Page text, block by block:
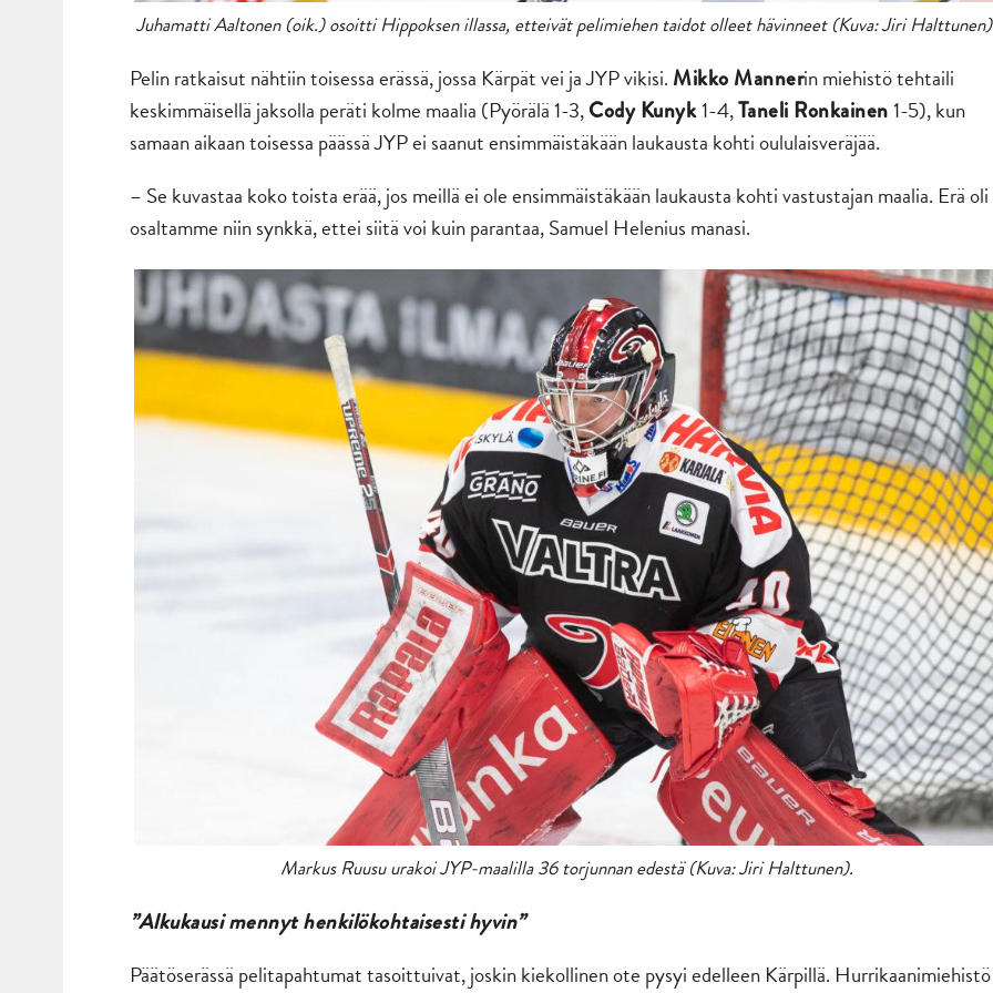
Juhamatti Aaltonen (oik.) osoitti Hippoksen illassa, etteivät pelimiehen taidot olleet hävinneet (Kuva: Jiri
Pelin ratkaisut nähtiin toisessa erässä, jossa Kärpät vei ja JYP vikisi. Mikko Mannerin miehistö tehtaili
keskimmäisellä jaksolla peräti kolme maalia (Pyörälä 1-3,Cody Kunyk1-4,Taneli Ronkainen1-5), kun
samaan aikaan toisessa päässä JYP ei saanut ensimmäistäkään laukausta kohti oululaisveräjää.
– Se kuvastaa koko toista erää, jos meillä ei ole ensimmäistäkään laukausta kohti vastustajan maalia. Erä oli
osaltamme niin synkkä, ettei siitä voi kuin parantaa, Samuel Helenius manasi.
Markus Ruusu urakoi JYP-maalilla 36 torjunnan edestä (Kuva: Jiri Halttunen).
”Alkukausi mennyt henkilökohtaisesti hyvin”
Päätöserässä pelitapahtumat tasoittuivat, joskin kiekollinen ote pysyi edelleen Kärpillä. Hurrikaanimiehistö